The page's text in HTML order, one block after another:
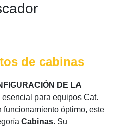
de cabinas
DE LA
para equipos Cat.
funcionamiento óptimo, este
Cabinas. Su